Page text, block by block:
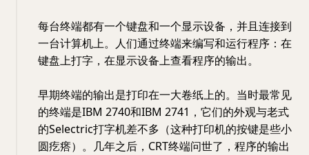
每台终端都有一个键盘和一个显示设备，并且连接到
一台计算机上。人们通过终端来编写和运行程序：在
键盘上打字，在显示设备上查看程序的输出。
早期终端的输出是打印在一大卷纸上的。当时最常见
的终端是IBM 2740和IBM 2741，它们的外观与老式
的Selectric打字机差不多（这种打印机的按键是些小
圆疙瘩）。几年之后，CRT终端问世了，程序的输出